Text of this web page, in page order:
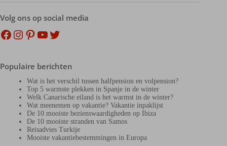
Volg ons op social media
Facebook
Instagram
Pinterest
YouTube
Twitter
Populaire berichten
Wat is het verschil tussen halfpension en volpension?
Top 5 warmste plekken in Spanje in de winter
Welk Canarische eiland is het warmst in de winter?
Wat meenemen op vakantie? Vakantie inpaklijst
De 10 mooiste bezienswaardigheden op Ibiza
De 10 mooiste stranden van Samos
Reisadvies Turkije
Mooiste vakantiebestemmingen in Europa